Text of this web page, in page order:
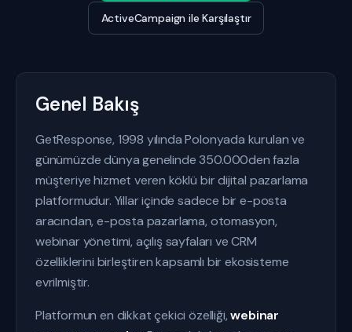
ActiveCampaign ile Karşılaştır
Genel Bakış
GetResponse, 1998 yılında Polonyada kurulan ve
günümüzde dünya genelinde 350.000den fazla
müşteriye hizmet veren köklü bir dijital pazarlama
platformudur. Yıllar içinde sadece bir e-posta
aracından, e-posta pazarlama, otomasyon,
webinar yönetimi, açılış sayfaları ve CRM
özelliklerini birleştiren kapsamlı bir ekosisteme
evrilmiştir.
Platformun en dikkat çekici özelliği,webinar